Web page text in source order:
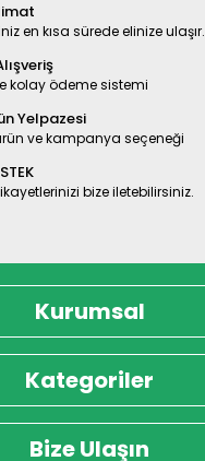
en kısa sürede elinize ulaşır.
kolay ödeme sistemi
Yelpazesi
ve kampanya seçeneği
bize iletebilirsiniz.
Kurumsal
Kategoriler
Bize Ulaşın